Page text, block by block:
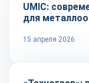
UMIC:
для
15 апреля 2026
Автоматизация